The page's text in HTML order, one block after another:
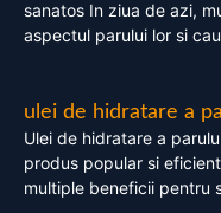
sanatos In ziua de azi,
aspectul parului lor si
ulei de hidratare a
Ulei de hidratare a
produs popular si
multiple beneficii pentru